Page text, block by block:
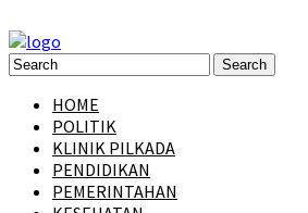
HOME
POLITIK
KLINIK PILKADA
PENDIDIKAN
PEMERINTAHAN